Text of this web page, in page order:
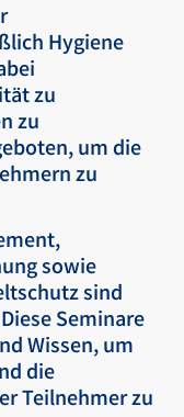
Hygiene
zu
zu
um die
zu
sowie
sind
Seminare
Wissen, um
die
Teilnehmer zu